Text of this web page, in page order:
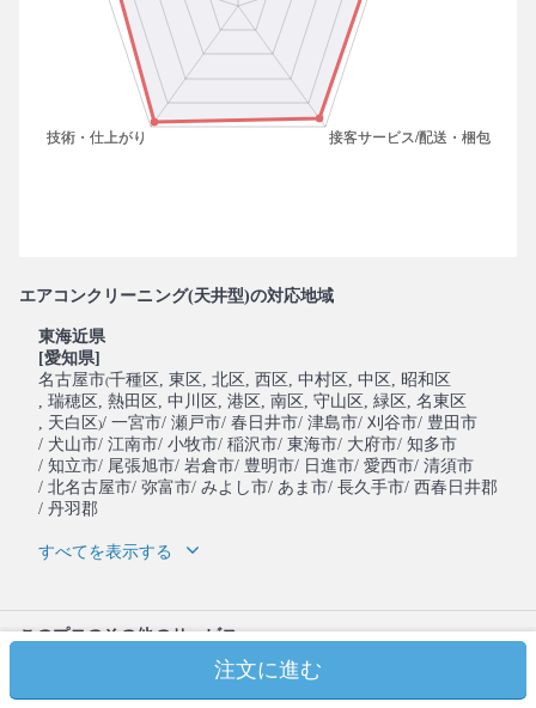
エアコンクリーニング(天井型)の対応地域
東海近県
[愛知県]
名古屋市(千種区 , 東区 , 北区 , 西区 , 中村区 , 中区 , 昭和区
, 瑞穂区 , 熱田区 , 中川区 , 港区 , 南区 , 守山区 , 緑区 , 名東区
, 天白区)/ 一宮市/ 瀬戸市/ 春日井市/ 津島市/ 刈谷市/ 豊田市
/ 犬山市/ 江南市/ 小牧市/ 稲沢市/ 東海市/ 大府市/ 知多市
/ 知立市/ 尾張旭市/ 岩倉市/ 豊明市/ 日進市/ 愛西市/ 清須市
/ 北名古屋市/ 弥富市/ みよし市/ あま市/ 長久手市/ 西春日井郡
/ 丹羽郡
すべてを表示する
このプロのその他のサービス
注文に進む